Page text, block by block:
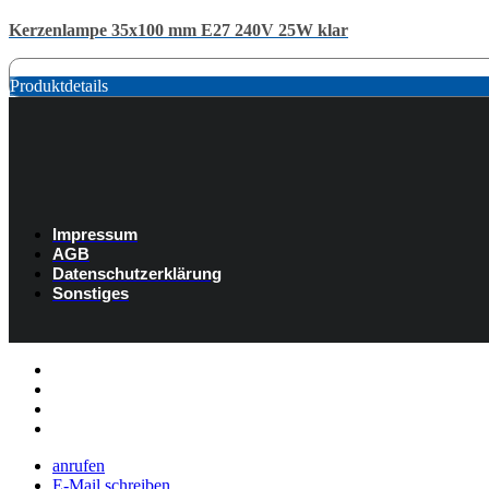
Kerzenlampe 35x100 mm E27 240V 25W klar
Produktdetails
Impressum
AGB
Datenschutzerklärung
Sonstiges
anrufen
E-Mail schreiben